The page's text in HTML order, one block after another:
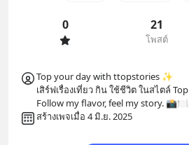
0 21
โพสต์
Top your day with ttopstories ✨
เสิร์ฟเรื่องเที่ยว กิน ใช้ชีวิต ในสไตล์ Top
Follow my flavor, feel my story. 📸🍽
สร้างเพจเมื่อ 4 มิ.ย. 2025